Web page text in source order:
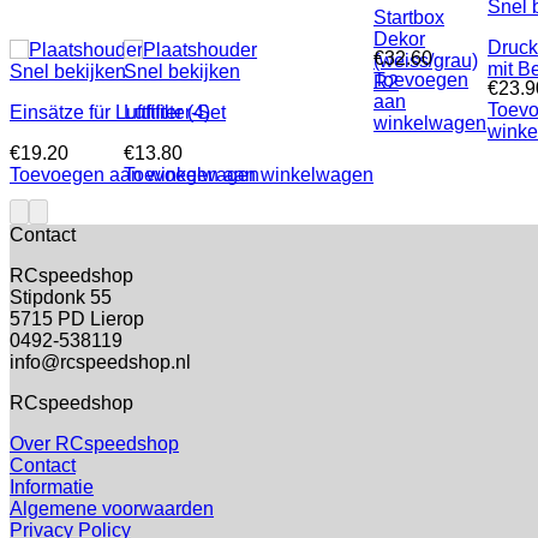
Snel bekijken
Einsätze für Luftfilter (4)
€19.20
Toevoegen aan winkelwagen
Snel bekijken
Luftfilter-Set
€13.80
Toevoegen aan winkelwagen
Startbox
Dekor
(weiss/grau)
R2
€32.60
Toevoegen
aan
winkelwagen
Snel
mit
€
Contact
RCspeedshop
Stipdonk 55
5715 PD Lierop
0492-538119
info@rcspeedshop.nl
RCspeedshop
Over RCspeedshop
Contact
Informatie
Algemene voorwaarden
Privacy Policy